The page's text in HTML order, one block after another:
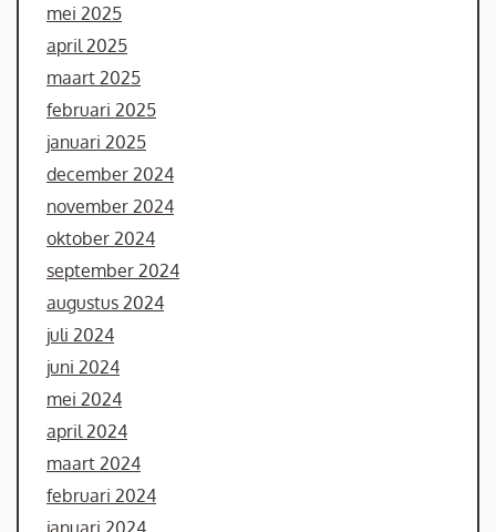
mei 2025
april 2025
maart 2025
februari 2025
januari 2025
december 2024
november 2024
oktober 2024
september 2024
augustus 2024
juli 2024
juni 2024
mei 2024
april 2024
maart 2024
februari 2024
januari 2024